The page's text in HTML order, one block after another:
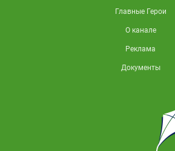
Главные Герои
О канале
Реклама
Документы